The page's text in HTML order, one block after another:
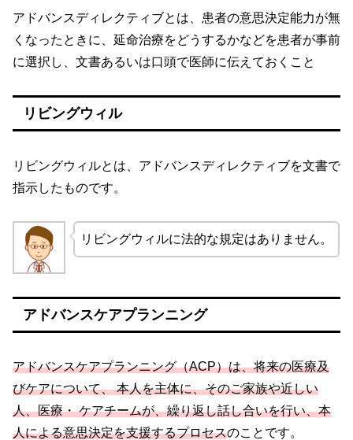
アドバンスディレクティブとは、患者の意思決定能力が無
くなったときに、延命治療をどうするかなどを患者が事前
に選択し、文書あるいは口頭で医師に伝えておくこと
リビングウィル
リビングウィルとは、アドバンスディレクティブを文書で
指示したものです。
リビングウィルに法的な規定はありません。
アドバンスケアプランニング
アドバンスケアプランニング（ACP）は、将来の医療及
びケアについて、 本人を主体に、そのご家族や近しい
人、医療・ ケアチームが、繰り返し話し合いを行い、本
人による意思決定を支援するプロセスのことです。